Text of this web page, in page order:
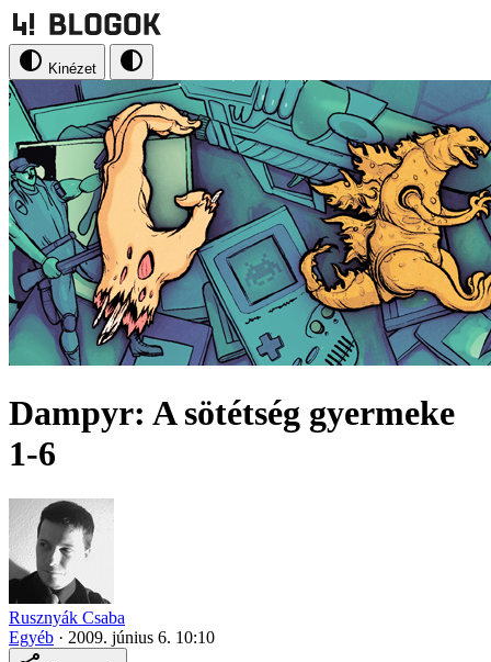
Kinézet
Dampyr: A sötétség gyermeke
1-6
Rusznyák Csaba
Egyéb · 2009. június 6. 10:10